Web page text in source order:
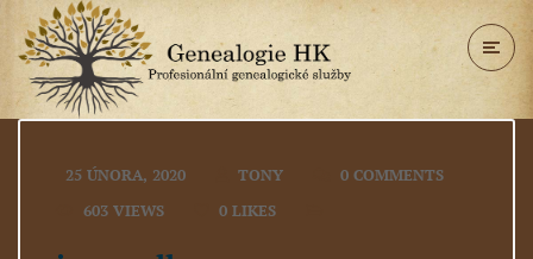
25 ÚNORA, 2020 TONY
0 COMMENTS
603 VIEWS
0 LIKES